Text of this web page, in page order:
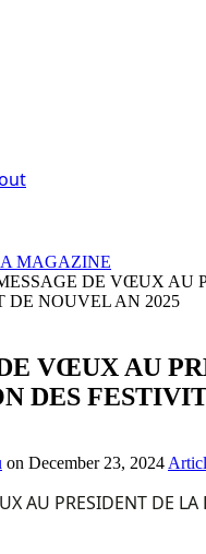
DE VŒUX AU
DE NOUVEL AN 2025
VŒUX AU
DES
on December 23, 2024
AU PRESIDENT DE LA